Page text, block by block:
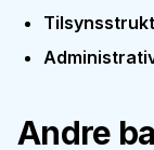
Andre